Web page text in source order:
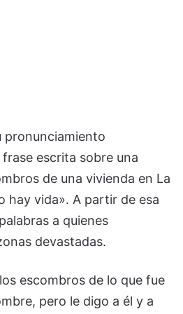
pronunciamiento
escrita sobre una
de una vivienda en La
hay vida». A partir de esa
a quienes
devastadas.
escombros de lo que fue
pero le digo a él y a